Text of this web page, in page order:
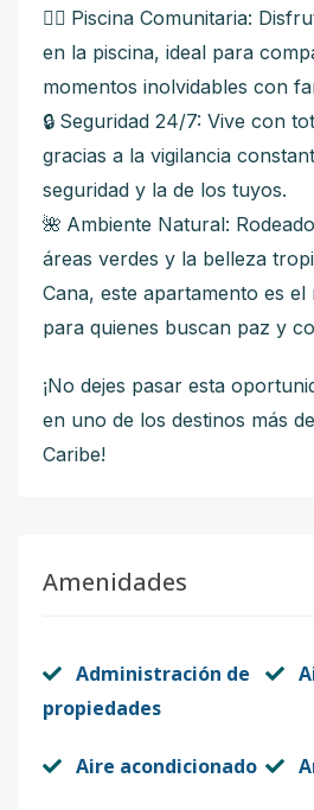
🏊‍♂️ Piscina Comunitaria:
en la piscina, ideal para
momentos inolvidables con
🔒 Seguridad 24/7: Vive con
gracias a la vigilancia
seguridad y la de los tuyos.
🌺 Ambiente Natural:
áreas verdes y la belleza
Cana, este apartamento es
para quienes buscan paz y
¡No dejes pasar esta
en uno de los destinos más
Caribe!
Amenidades
Administración de
propiedades
Aire acondicionado